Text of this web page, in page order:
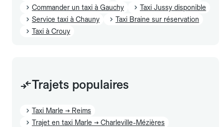
Commander un taxi à Gauchy
Taxi Jussy disponible
Service taxi à Chauny
Taxi Braine sur réservation
Taxi à Crouy
Trajets populaires
Taxi Marle → Reims
Trajet en taxi Marle → Charleville-Mézières